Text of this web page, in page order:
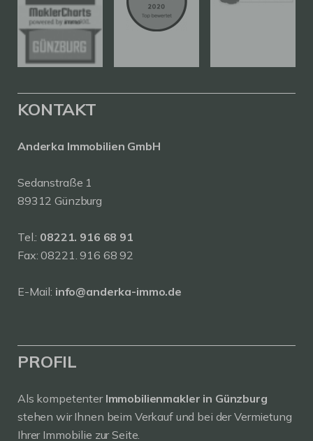
KONTAKT
Anderka Immobilien GmbH
Sedanstraße 1
89312 Günzburg
Tel.: 08221. 916 68 91
Fax: 08221. 916 68 92
E-Mail: info@anderka-immo.de
PROFIL
Als kompetenter Immobilienmakler in Günzburg
stehen wir Ihnen beim Verkauf und bei der Vermietung
Ihrer Immobilie zur Seite.